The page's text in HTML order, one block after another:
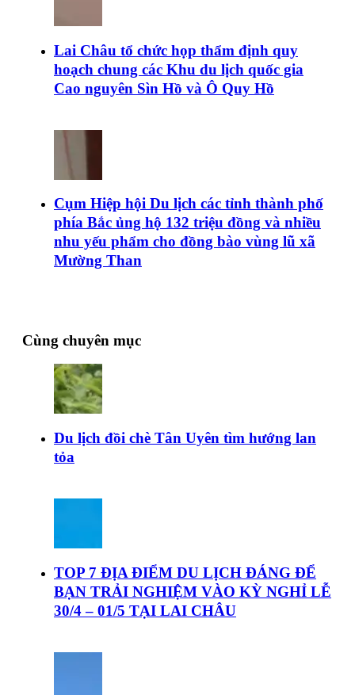
Lai Châu tổ chức họp thẩm định quy
hoạch chung các Khu du lịch quốc gia
Cao nguyên Sìn Hồ và Ô Quy Hồ
Cụm Hiệp hội Du lịch các tỉnh thành phố
phía Bắc ủng hộ 132 triệu đồng và nhiều
nhu yếu phẩm cho đồng bào vùng lũ xã
Mường Than
Cùng chuyên mục
Du lịch đồi chè Tân Uyên tìm hướng lan
tỏa
TOP 7 ĐỊA ĐIỂM DU LỊCH ĐÁNG ĐỂ
BẠN TRẢI NGHIỆM VÀO KỲ NGHỈ LỄ
30/4 – 01/5 TẠI LAI CHÂU